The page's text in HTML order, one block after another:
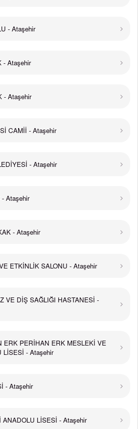
- Ataşehir
- Ataşehir
- Ataşehir
CAMİİ - Ataşehir
- Ataşehir
Ataşehir
- Ataşehir
ETKİNLİK SALONU - Ataşehir
VE DİŞ SAĞLIĞI HASTANESİ -
ERK PERİHAN ERK MESLEKİ VE
LİSESİ - Ataşehir
- Ataşehir
LİSESİ - Ataşehir